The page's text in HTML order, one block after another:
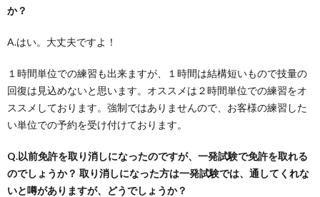
か？
A.はい。大丈夫ですよ！
１時間単位での練習も出来ますが、１時間は結構短いもので技量の
回復は見込めないと思います。オススメは２時間単位での練習をオ
ススメしております。強制ではありませんので、お客様の練習した
い単位での予約を受け付けております。
Q.以前免許を取り消しになったのですが、一発試験で免許を取れる
のでしょうか？ 取り消しになった方は一発試験では、通してくれな
いと噂がありますが、どうでしょうか？